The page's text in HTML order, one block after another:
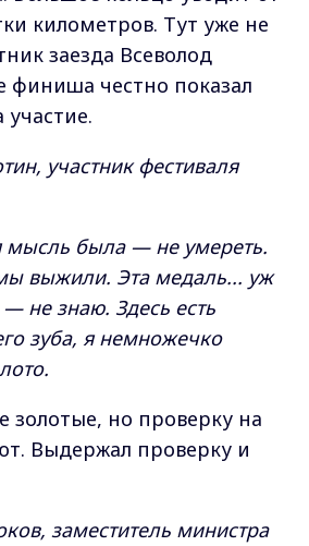
километров. Тут уже не
заезда Всеволод
финиша честно показал
участие.
участник фестиваля
мысль была — не умереть.
выжили. Эта медаль... уж
не знаю. Здесь есть
зуба, я немножечко
золотые, но проверку на
Выдержал проверку и
заместитель министра